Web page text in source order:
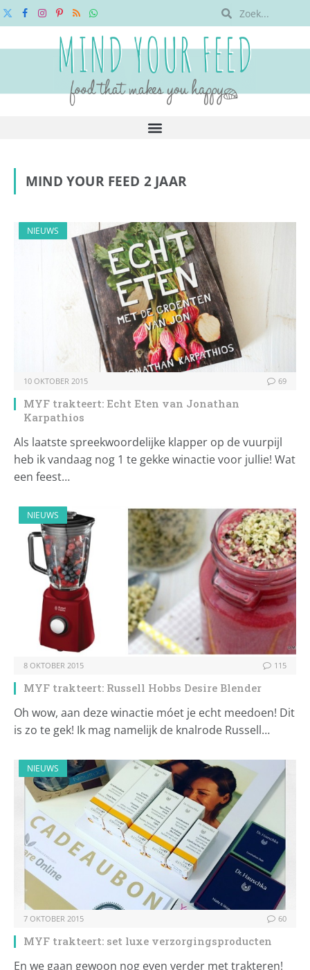
X
FacebookInstagram
Pinterest
RSSWhatsApp
MIND YOUR FEED 2 JAAR
NIEUWS
10 OKTOBER 2015 69
MYF trakteert: Echt Eten van Jonathan
Karpathios
Als laatste spreekwoordelijke klapper op de vuurpijl
heb ik vandaag nog 1 te gekke winactie voor jullie! Wat
een feest…
NIEUWS
8 OKTOBER 2015 115
MYF trakteert: Russell Hobbs Desire Blender
Oh wow, aan deze winactie móet je echt meedoen! Dit
is zo te gek! Ik mag namelijk de knalrode Russell…
NIEUWS
7 OKTOBER 2015 60
MYF trakteert: set luxe verzorgingsproducten
En we gaan gewoon nog even verder met trakteren!